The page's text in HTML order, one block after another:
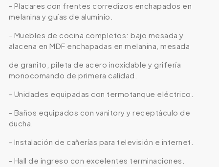
- Placares con frentes corredizos enchapados en
melanina y guías de aluminio.
- Muebles de cocina completos: bajo mesada y
alacena en MDF enchapadas en melanina, mesada
de granito, pileta de acero inoxidable y grifería
monocomando de primera calidad.
- Unidades equipadas con termotanque eléctrico.
- Baños equipados con vanitory y receptáculo de
ducha.
- Instalación de cañerías para televisión e internet.
- Hall de ingreso con excelentes terminaciones.